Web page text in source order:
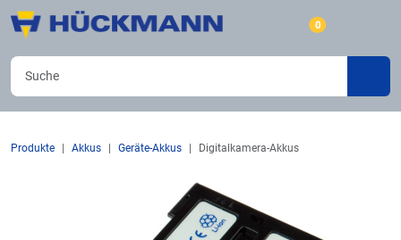
0
Produkte Akkus Geräte-Akkus Digitalkamera-Akkus